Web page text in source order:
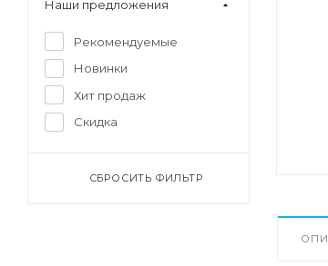
Наши предложения
Рекомендуемые
Новинки
Хит продаж
Скидка
СБРОСИТЬ ФИЛЬТР
Пляжная одежда
Плавки мужские